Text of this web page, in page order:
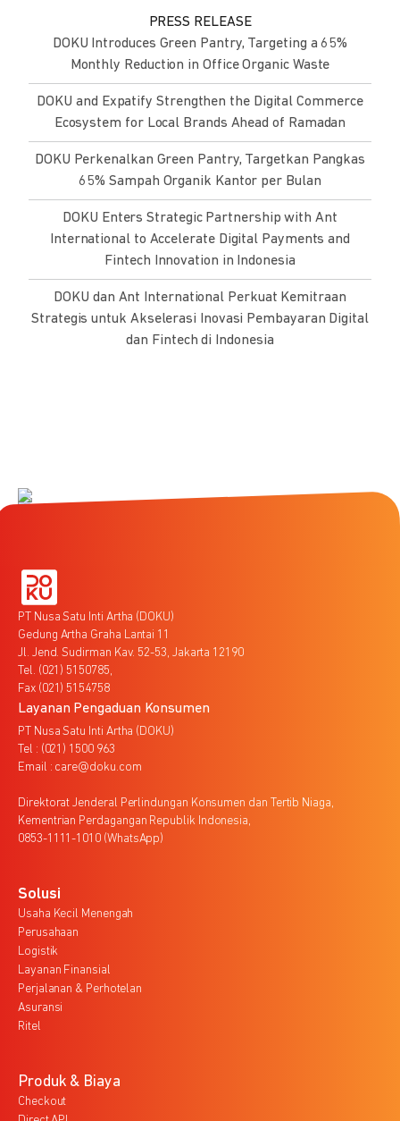
PRESS RELEASE
DOKU Introduces Green Pantry, Targeting a 65%
Monthly Reduction in Office Organic Waste
DOKU and Expatify Strengthen the Digital Commerce
Ecosystem for Local Brands Ahead of Ramadan
DOKU Perkenalkan Green Pantry, Targetkan Pangkas
65% Sampah Organik Kantor per Bulan
DOKU Enters Strategic Partnership with Ant
International to Accelerate Digital Payments and
Fintech Innovation in Indonesia
DOKU dan Ant International Perkuat Kemitraan
Strategis untuk Akselerasi Inovasi Pembayaran Digital
dan Fintech di Indonesia
PT Nusa Satu Inti Artha (DOKU)
Gedung Artha Graha Lantai 11
Jl. Jend. Sudirman Kav. 52-53, Jakarta 12190
Tel. (021) 5150785,
Fax (021) 5154758
Layanan Pengaduan Konsumen
PT Nusa Satu Inti Artha (DOKU)
Tel : (021) 1500 963
Email : care@doku.com
Direktorat Jenderal Perlindungan Konsumen dan Tertib Niaga,
Kementrian Perdagangan Republik Indonesia,
0853-1111-1010 (WhatsApp)
Solusi
Usaha Kecil Menengah
Perusahaan
Logistik
Layanan Finansial
Perjalanan & Perhotelan
Asuransi
Ritel
Produk & Biaya
Checkout